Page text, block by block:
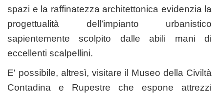
spazi e la raffinatezza architettonica evidenzia la
progettualità dell’impianto urbanistico
sapientemente scolpito dalle abili mani di
eccellenti scalpellini.
E' possibile, altresì, visitare il Museo della Civiltà
Contadina e Rupestre che espone attrezzi